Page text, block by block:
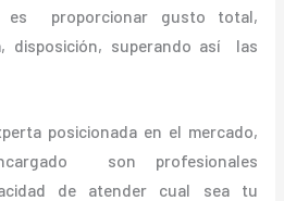
es proporcionar gusto total,
disposición, superando así las
posicionada en el mercado,
son profesionales
de atender cual sea tu